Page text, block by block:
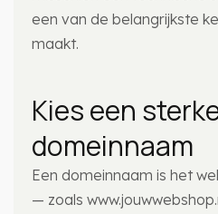
een van de belangrijkste
maakt.
Kies een
domeinnaam
Een domeinnaam is het
— zoals